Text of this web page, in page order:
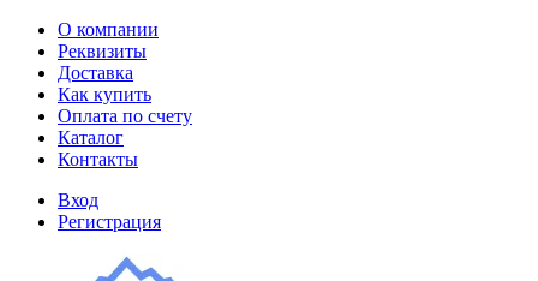
О компании
Реквизиты
Доставка
Как купить
Оплата по счету
Каталог
Контакты
Вход
Регистрация